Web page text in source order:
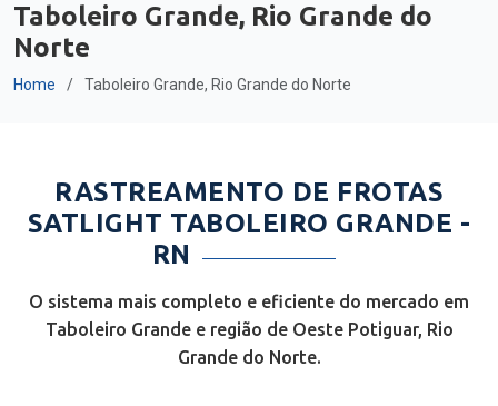
Taboleiro Grande, Rio Grande do
Norte
Home Taboleiro Grande, Rio Grande do Norte
RASTREAMENTO DE FROTAS
SATLIGHT TABOLEIRO GRANDE -
RN
O sistema mais completo e eficiente do mercado em
Taboleiro Grande e região de Oeste Potiguar, Rio
Grande do Norte.